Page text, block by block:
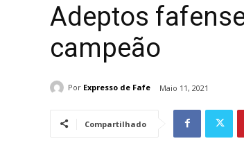
Adeptos
campeão
Por Expresso de Fafe Maio 11, 2021
Compartilhado